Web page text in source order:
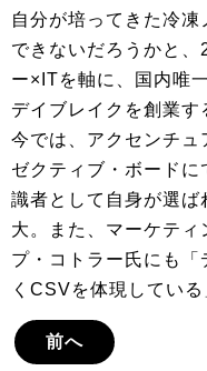
自分が培ってきた冷
できないだろうかと
ー×ITを軸に、国内唯
デイブレイクを創業す
今では、アクセンチ
ゼクティブ・ボード
識者として自身が選
大。また、マーケテ
プ・コトラー氏にも
くCSVを体現してい
前へ